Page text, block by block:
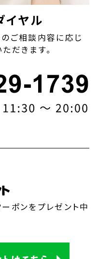
イヤル
ご相談内容に応じ
だきます。
ポンをプレゼント中